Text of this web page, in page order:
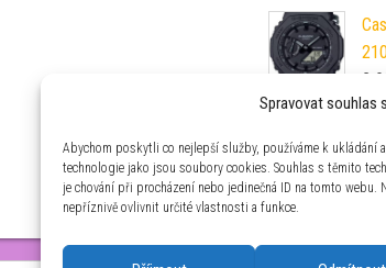
Spravovat souhlas
Abychom poskytli co nejlepší služby, používáme k
technologie jako jsou soubory cookies. Souhlas s těmito
je chování při procházení nebo jedinečná ID na tomto webu.
nepříznivě ovlivnit určité vlastnosti a funkce.
2